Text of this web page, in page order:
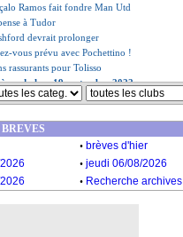
Ramos fait fondre Man Utd
à Tudor
devrait prolonger
vous prévu avec Pochettino !
rassurants pour Tolisso
du lun. 19 septembre 2022
du dim. 18 septembre 2022
. brèves d'hier
. jeudi 06/08/2026
. Recherche archives